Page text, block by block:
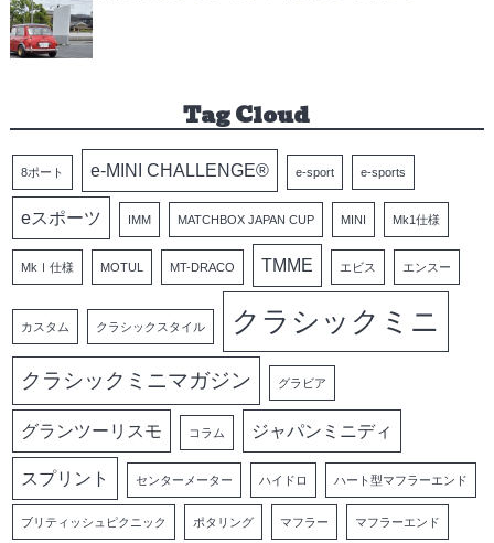
Tag Cloud
8ポート e-MINI CHALLENGE® e-sport e-sports
eスポーツ IMM MATCHBOX JAPAN CUP MINI Mk1仕様
MkⅠ仕様 MOTUL MT-DRACO TMME エビス エンスー
カスタム クラシックスタイル クラシックミニ
クラシックミニマガジン グラビア
グランツーリスモ コラム ジャパンミニディ
スプリント センターメーター ハイドロ ハート型マフラーエンド
ブリティッシュピクニック ポタリング マフラー マフラーエンド